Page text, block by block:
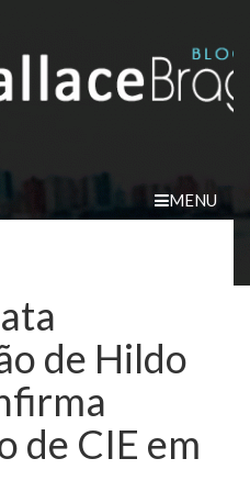
MENU
de Hildo
de CIE em